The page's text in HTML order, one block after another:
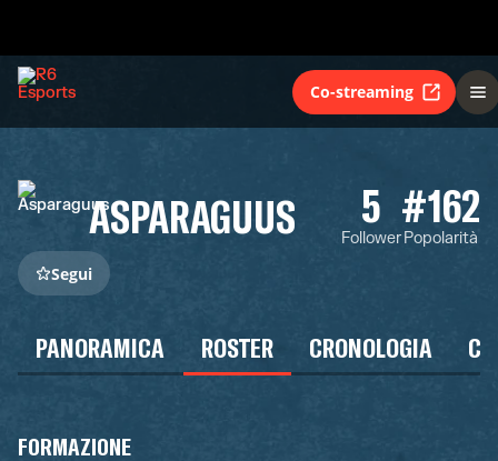
Co-streaming
ASPARAGUUS 5
Follower
#162
Popolarità
Segui
PANORAMICA ROSTER CRONOLOGIA
FORMAZIONE